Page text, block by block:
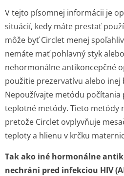
V tejto písomnej informácii je
situácií, kedy máte prestať
môže byť Circlet menej
nemáte mať pohlavný styk
nehormonálne antikoncepčné
použitie prezervatívu alebo inej
Nepoužívajte metódu počítania
teplotné metódy. Tieto metódy
pretože Circlet ovplyvňuje
teploty a hlienu v krčku
Tak ako iné hormonálne
nechráni pred infekciou HIV